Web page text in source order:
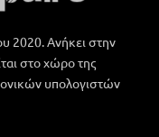
2020. Ανήκει στην
στο χώρο της
υπολογιστών